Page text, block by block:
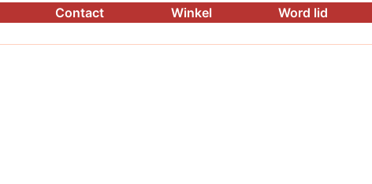
Contact Winkel Word lid